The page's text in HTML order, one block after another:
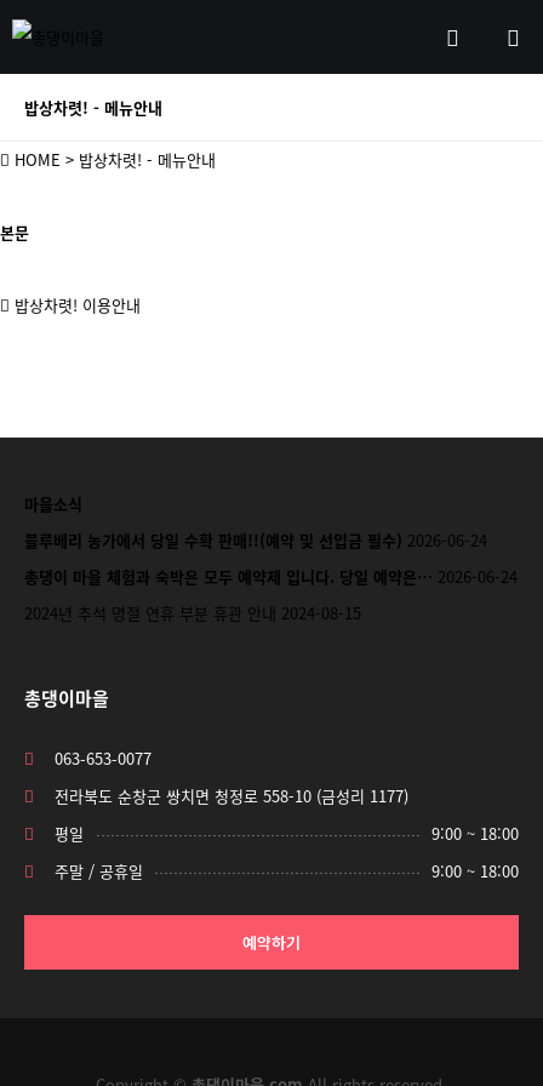
밥상차렷! - 메뉴안내
HOME > 밥상차렷! - 메뉴안내
본문
밥상차렷! 이용안내
마을소식
블루베리 농가에서 당일 수확 판매!!(예약 및 선입금 필수) 2026-06-24
총댕이 마을 체험과 숙박은 모두 예약제 입니다. 당일 예약은… 2026-06-24
2024년 추석 명절 연휴 부분 휴관 안내 2024-08-15
총댕이마을
063-653-0077
전라북도 순창군 쌍치면 청정로 558-10 (금성리 1177)
평일
9:00 ~ 18:00
주말 / 공휴일
9:00 ~ 18:00
예약하기